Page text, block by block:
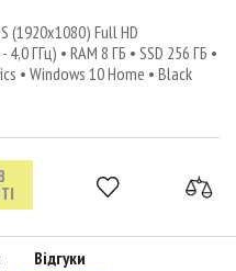
(1920x1080) Full HD
ГГц) • RAM 8 ГБ • SSD 256 ГБ •
• Windows 10 Home • Black
Відгуки